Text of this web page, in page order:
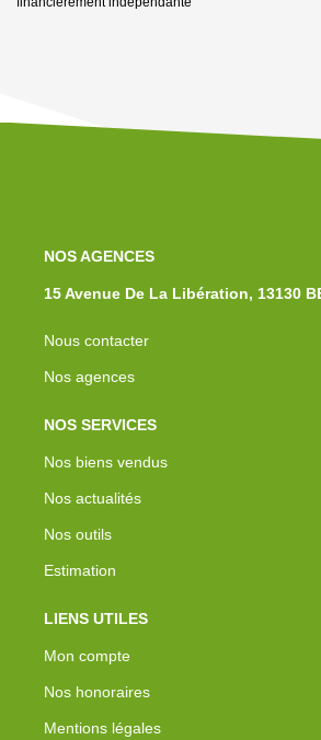
NOS AGENCES
15 Avenue De La Libération, 13130
Nous contacter
Nos agences
NOS SERVICES
Nos biens vendus
Nos actualités
Nos outils
Estimation
LIENS UTILES
Mon compte
Nos honoraires
Mentions légales